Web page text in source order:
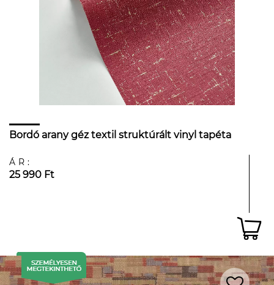
Bordó arany géz textil struktúrált vinyl tapéta
ÁR:
25 990 Ft